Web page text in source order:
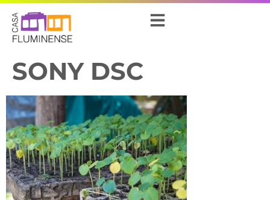
SONY DSC